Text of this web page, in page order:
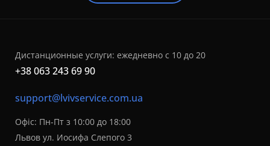
Дистанционные услуги: ежедневно с 10 до 20
+38 063 243 69 90
support@lvivservice.com.ua
Офіс: Пн-Пт з 10:00 до 18:00
Львов ул. Иосифа Слепого 3